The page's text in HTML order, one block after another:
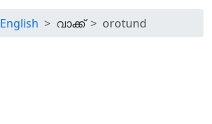
English വാക്ക് orotund